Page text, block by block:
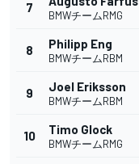
7
BMWチームRMG
8 Philipp Eng
BMWチームRBM
9 Joel Eriksson
BMWチームRBM
10 Timo Glock
BMWチームRMG